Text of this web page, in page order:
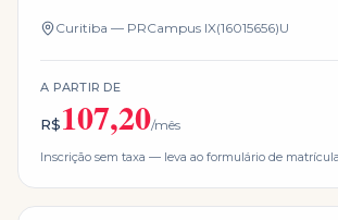
Curitiba — PRCampus IX(16015656)U
A PARTIR DE
R$107,20/mês
Inscrição sem taxa — leva ao formulário de matrícula